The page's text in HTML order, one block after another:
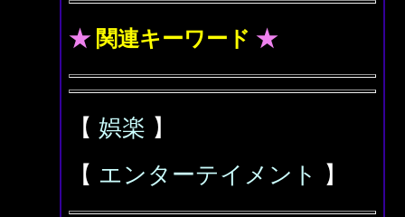
★ 関連キーワード ★
【 娯楽 】
【 エンターテイメント 】